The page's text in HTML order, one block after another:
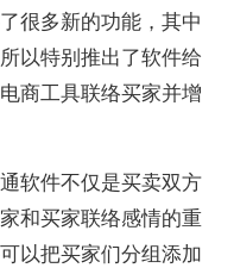
很多新的功能，其中
以特别推出了软件给
商工具联络买家并增
软件不仅是买卖双方
和买家联络感情的重
以把买家们分组添加